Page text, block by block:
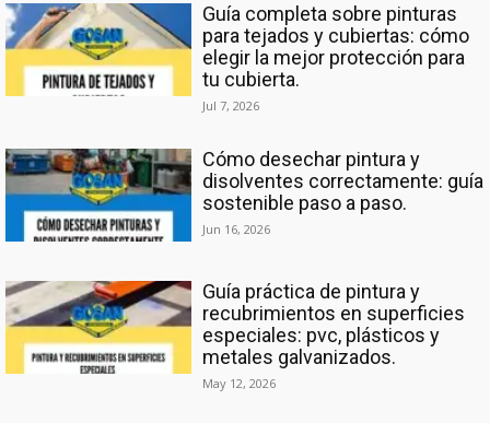
Guía completa sobre pinturas
para tejados y cubiertas: cómo
elegir la mejor protección para
tu cubierta.
Jul 7, 2026
Cómo desechar pintura y
disolventes correctamente: guía
sostenible paso a paso.
Jun 16, 2026
Guía práctica de pintura y
recubrimientos en superficies
especiales: pvc, plásticos y
metales galvanizados.
May 12, 2026